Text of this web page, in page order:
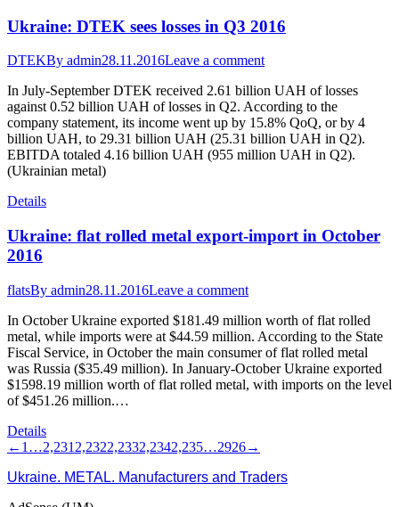
Ukraine: DTEK sees losses in Q3 2016
DTEKBy admin28.11.2016Leave a comment
In July-September DTEK received 2.61 billion UAH of losses
against 0.52 billion UAH of losses in Q2. According to the
company statement, its income went up by 15.8% QoQ, or by 4
billion UAH, to 29.31 billion UAH (25.31 billion UAH in Q2).
EBITDA totaled 4.16 billion UAH (955 million UAH in Q2).
(Ukrainian metal)
Details
Ukraine: flat rolled metal export-import in October
2016
flatsBy admin28.11.2016Leave a comment
In October Ukraine exported $181.49 million worth of flat rolled
metal, while imports were at $44.59 million. According to the State
Fiscal Service, in October the main consumer of flat rolled metal
was Russia ($35.49 million). In January-October Ukraine exported
$1598.19 million worth of flat rolled metal, with imports on the level
of $451.26 million.…
Details
← 1 …2,231 2,2322,2332,2342,235…2926→
Ukraine. METAL. Manufacturers and Traders